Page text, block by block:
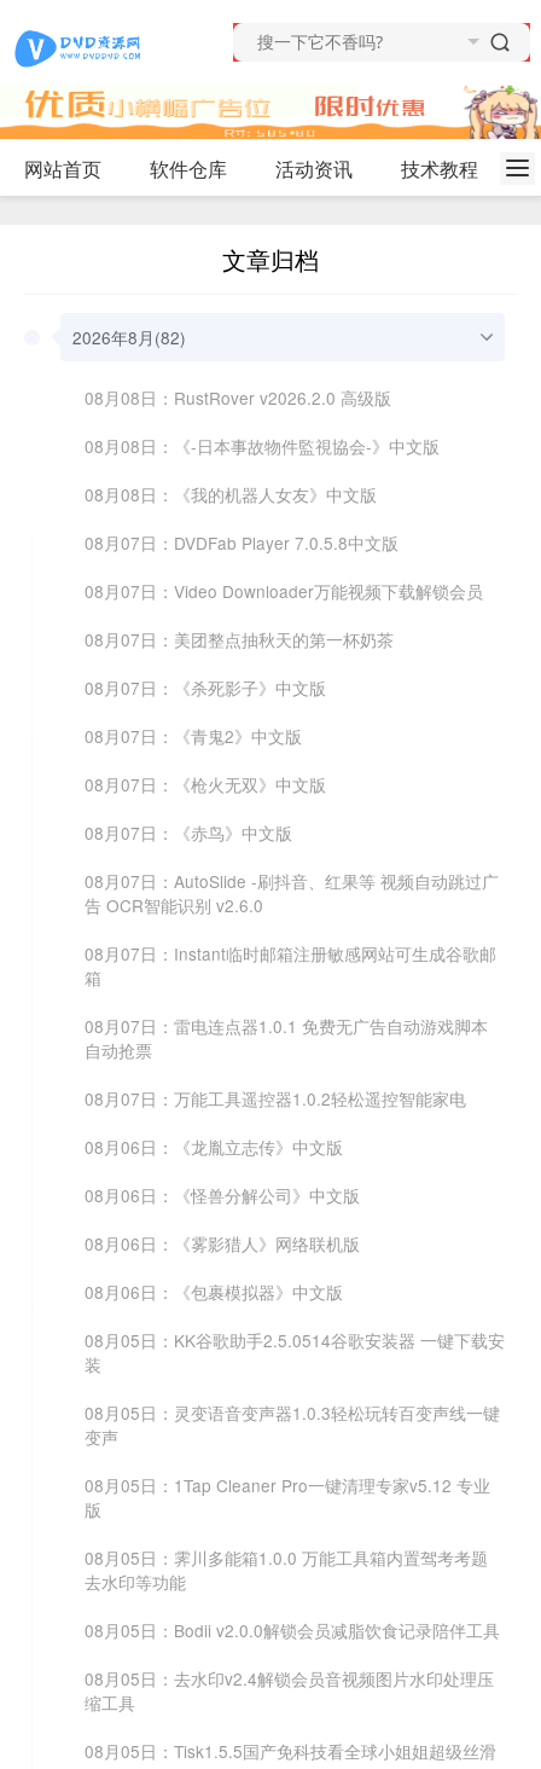
网站首页 软件仓库 活动资讯 技术教程
文章归档
2026年8月(82)
08月08日：RustRover v2026.2.0 高级版
08月08日：《-日本事故物件監視協会-》中文版
08月08日：《我的机器人女友》中文版
08月07日：DVDFab Player 7.0.5.8中文版
08月07日：Video Downloader万能视频下载解锁会员
08月07日：美团整点抽秋天的第一杯奶茶
08月07日：《杀死影子》中文版
08月07日：《青鬼2》中文版
08月07日：《枪火无双》中文版
08月07日：《赤鸟》中文版
08月07日：AutoSlide -刷抖音、红果等 视频自动跳过广
告 OCR智能识别 v2.6.0
08月07日：Instant临时邮箱注册敏感网站可生成谷歌邮
箱
08月07日：雷电连点器1.0.1 免费无广告自动游戏脚本
自动抢票
08月07日：万能工具遥控器1.0.2轻松遥控智能家电
08月06日：《龙胤立志传》中文版
08月06日：《怪兽分解公司》中文版
08月06日：《雾影猎人》网络联机版
08月06日：《包裹模拟器》中文版
08月05日：KK谷歌助手2.5.0514谷歌安装器 一键下载安
装
08月05日：灵变语音变声器1.0.3轻松玩转百变声线一键
变声
08月05日：1Tap Cleaner Pro一键清理专家v5.12 专业
版
08月05日：霁川多能箱1.0.0 万能工具箱内置驾考考题
去水印等功能
08月05日：Bodii v2.0.0解锁会员减脂饮食记录陪伴工具
08月05日：去水印v2.4解锁会员音视频图片水印处理压
缩工具
08月05日：Tisk1.5.5国产免科技看全球小姐姐超级丝滑